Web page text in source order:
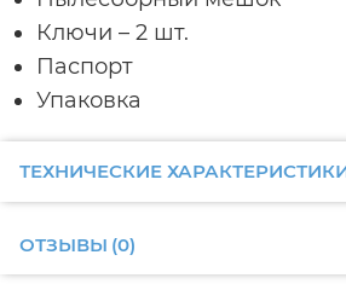
Ключи – 2 шт.
Паспорт
Упаковка
ТЕХНИЧЕСКИЕ ХАРАКТЕРИСТИКИ
ОТЗЫВЫ (0)